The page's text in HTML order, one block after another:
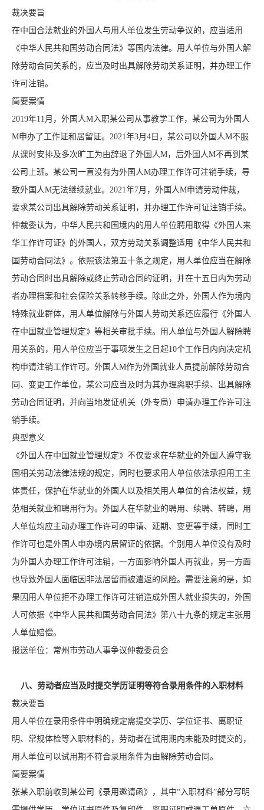
裁决要旨
在中国合法就业的外国人与用人单位发生劳动争议的，应当适用
《中华人民共和国劳动合同法》等国内法律。用人单位与外国人解
除劳动合同关系的，应当及时出具解除劳动关系证明，并办理工作
许可注销。
简要案情
2019年11月，外国人M入职某公司从事教学工作，某公司为外国人
M申办了工作证和居留证。2021年3月4日，某公司以外国人M不服
从课时安排及多次旷工为由辞退了外国人M，后外国人M不再到某
公司上班。某公司一直没有为外国人M办理工作许可注销手续，导
致外国人M无法继续就业。2021年7月，外国人M申请劳动仲裁，
要求某公司出具解除劳动关系证明，并办理工作许可证注销手续。
仲裁委认为，中华人民共和国境内的用人单位聘用取得《外国人来
华工作许可证》的外国人，双方劳动关系调整适用《中华人民共和
国劳动合同法》。依照该法第五十条之规定，用人单位应当在解除
劳动合同时出具解除或终止劳动合同的证明，并在十五日内为劳动
者办理档案和社会保险关系转移手续。除此之外，外国人作为境内
特殊就业群体，用人单位解除与外国人劳动关系还应履行《外国人
在中国就业管理规定》等相关审批手续。用人单位与外国人解除聘
用关系的，用人单位应当于事项发生之日起10个工作日内向决定机
构申请注销工作许可。外国人M作为外国就业人员提前解除劳动合
同、变更工作单位，某公司应当及时为其办理离职手续、出具解除
劳动合同证明，并向当地发证机关（外专局）申请办理工作许可注
销手续。
典型意义
《外国人在中国就业管理规定》不仅要求在华就业的外国人遵守我
国相关劳动法律法规的规定，同时也要求用人单位依法承担用工主
体责任，保护在华就业的外国人以及相关用人单位的合法权益，规
范相关就业和聘用行为。外国人在华就业的聘用、续聘、转聘，用
人单位均应主动办理工作许可的申请、延期、变更等手续，同时工
作许可也是外国人申办境内居留证的依据。个别用人单位没有及时
为外国人办理工作许可注销，一方面影响外国人再就业，另一方面
也导致外国人面临因非法居留而被遣返的风险。需要注意的是，如
果因用人单位拒不办理工作许可注销造成外国人就业损失的，外国
人可依据《中华人民共和国劳动合同法》第八十九条的规定主张用
人单位赔偿。
报送单位：常州市劳动人事争议仲裁委员会
八、劳动者应当及时提交学历证明等符合录用条件的入职材料
裁决要旨
用人单位在录用条件中明确规定需提交学历、学位证书、离职证
明、常规体检等入职材料的，劳动者在试用期内未能及时提交的，
用人单位可以试用期不符合录用条件为由解除劳动合同。
简要案情
张某入职前收到某公司《录用邀请函》，其中“入职材料”部分写明